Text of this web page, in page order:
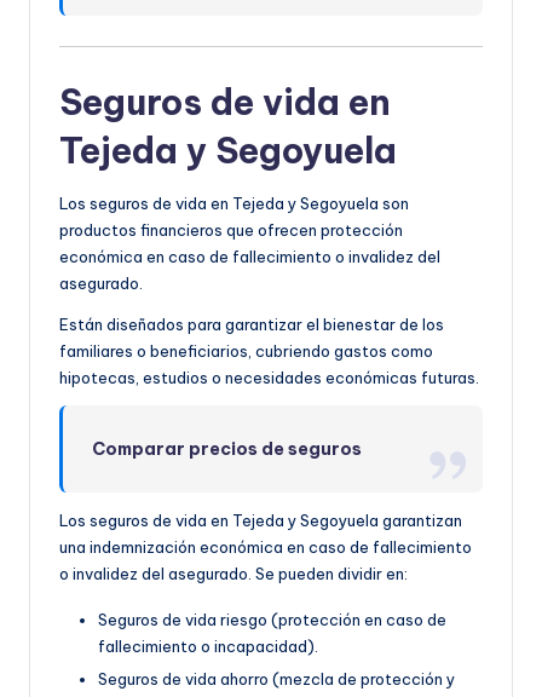
Seguros de vida en
Tejeda y Segoyuela
Los seguros de vida en Tejeda y Segoyuela son
productos financieros que ofrecen protección
económica en caso de fallecimiento o invalidez del
asegurado.
Están diseñados para garantizar el bienestar de los
familiares o beneficiarios, cubriendo gastos como
hipotecas, estudios o necesidades económicas futuras.
Comparar precios de seguros
Los seguros de vida en Tejeda y Segoyuela garantizan
una indemnización económica en caso de fallecimiento
o invalidez del asegurado. Se pueden dividir en:
Seguros de vida riesgo (protección en caso de
fallecimiento o incapacidad).
Seguros de vida ahorro (mezcla de protección y